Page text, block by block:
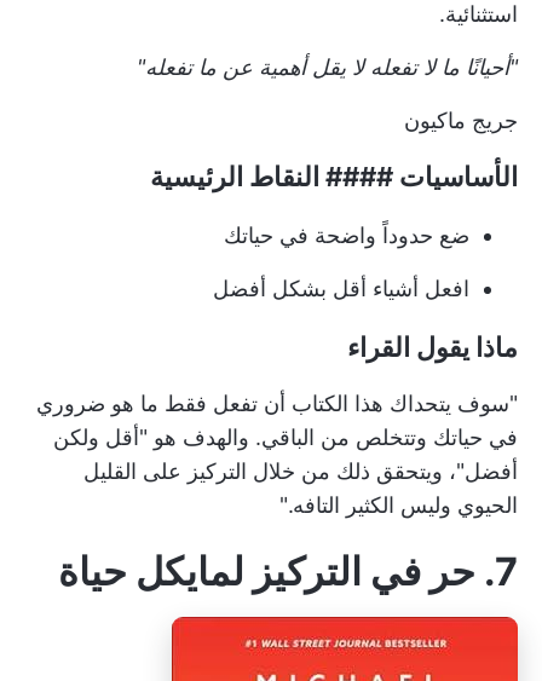
استثنائية.
"أحيانًا ما لا تفعله لا يقل أهمية عن ما تفعله"
جريج ماكيون
الأساسيات #### النقاط الرئيسية
ضع حدوداً واضحة في حياتك
افعل أشياء أقل بشكل أفضل
ماذا يقول القراء
"سوف يتحداك هذا الكتاب أن تفعل فقط ما هو ضروري
في حياتك وتتخلص من الباقي. والهدف هو "أقل ولكن
أفضل"، ويتحقق ذلك من خلال التركيز على القليل
الحيوي وليس الكثير التافه."
7. حر في التركيز لمايكل حياة